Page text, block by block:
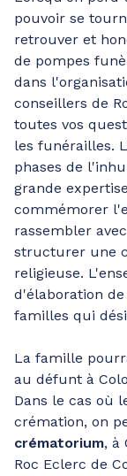
pouvoir se
retrouver et
de pompes
dans
conseillers de
toutes vos
les funérailles.
phases de
grande
commémorer
rassembler
structurer une
religieuse.
d'élaboration
familles qui
La famille
au défunt à
Dans le cas où
crémation, on
crématorium, à
Roc Eclerc de